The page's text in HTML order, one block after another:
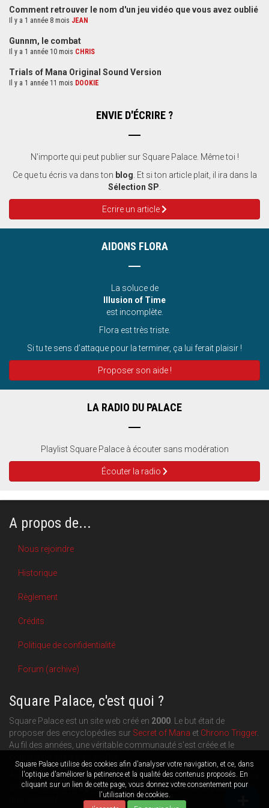
Square Palace utilise des cookies afin d'analyser votre navigation, et ce, dans
l'optique d'améliorer la petinence et la qualité des contenus proposés. En
cliquant sur un lien de cette page, vous donnez votre consentement pour
l'utilisation de cookies.
Comment retrouver le nom d'un jeu vidéo que vous avez oublié
Il y a 1 année 8 mois JEAN
Gunnm, le combat
Il y a 1 année 10 mois CHRIS
Trials of Mana Original Sound Version
Il y a 1 année 11 mois DOOKIE
ENVIE D'ÉCRIRE ?
N'importe qui peut publier sur Square Palace. Même toi !
Ce que tu écris va dans ton blog . Et si ton article plait, il ira dans la
Sélection SP
Ecrire un article
AIDONS FLORA
La soluce de
Illusion of Time
est incomplète.
Flora est très triste.
Si tu te sens d’attaque pour la terminer, ça lui ferait plaisir !
Proposer son aide !
LA RADIO DU PALACE
Playlist Square Palace à écouter sans modération
Écouter la radio
A propos de...
Nous rejoindre
Historique
Règlement
Crédits
Politique de confidentialité
Forum (archive)
Square Palace, c'est quoi ?
Square Palace est un site web créé en 2000 . Le but était de
proposer des encyclopédies sur Secret of Mana et Chrono Trigger.
Au fil des années, une véritable communauté s'est créée et le
Aujourd'hui, Square Palace c'est aussi une plateforme de blogging
orientéeRPG, Retrogamingetculture geek: chacun publie ce